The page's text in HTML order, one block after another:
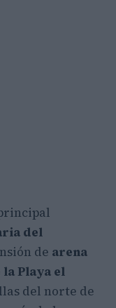
del
de arena
Playa el
del norte de